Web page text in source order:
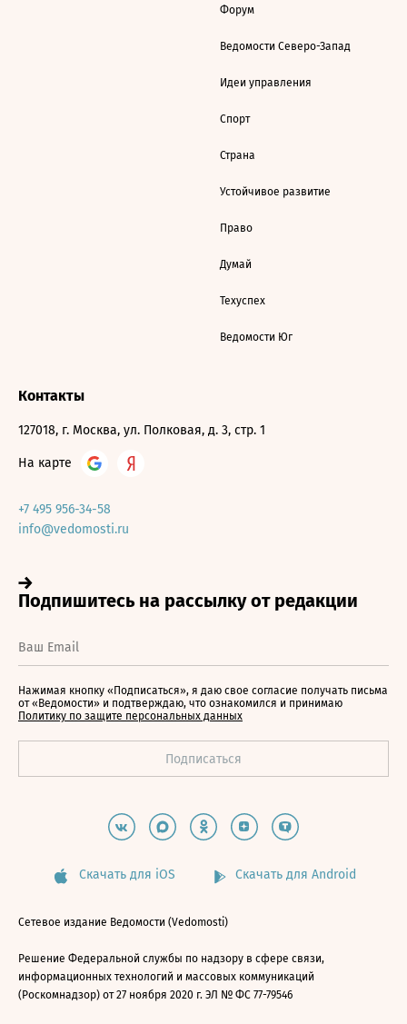
Форум
Ведомости Северо-Запад
Идеи управления
Спорт
Страна
Устойчивое развитие
Право
Думай
Техуспех
Ведомости Юг
Контакты
127018, г. Москва, ул. Полковая, д. 3, стр. 1
На карте
+7 495 956-34-58
info@vedomosti.ru
Нажимая кнопку «Подписаться», я даю свое согласие получать письма
от «Ведомости» и подтверждаю, что ознакомился и принимаю
Политику по защите персональных данных
Скачать для iOS Скачать для Android
Сетевое издание Ведомости (Vedomosti)
Решение Федеральной службы по надзору в сфере связи,
информационных технологий и массовых коммуникаций
(Роскомнадзор) от 27 ноября 2020 г. ЭЛ № ФС 77-79546